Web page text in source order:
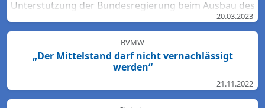
Unterstützung der Bundesregierung beim Ausbau des
Bahn-Netzes. Hartmut Bodeit, mobilitätspolitischer
Sprecher der bremischen CDUBürgerschaftsfraktion,
betont: „Die neuesten Bewertungen der DB Netz AG
lassen keinen Zweifel: Das Schienennetz ist in der
nirgendwo sonst in Deutschland. Für den Start des
Deutschlandtick...
20.03.2023
BVMW
„Der Mittelstand darf nicht vernachlässigt
werden“
21.11.2022